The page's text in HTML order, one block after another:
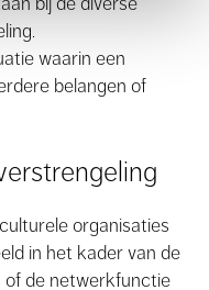
waarin een
belangen of
organisaties
in het kader van de
of de netwerkfunctie